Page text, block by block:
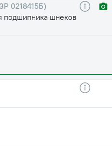
0218415Б)
подшипника шнеков